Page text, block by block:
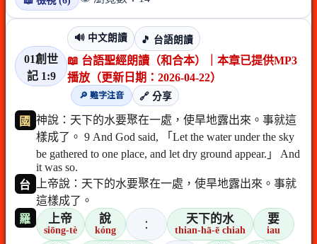
01創世
記 1:9
🔊 中文朗讀 🎵 台語朗讀
📖 台語聖經朗讀（和合本）｜本章已提供MP3
播放（更新日期：2026-04-22）
🔎 難字注音
🔗 分享
國 神說：天下的水要聚在一處，使旱地露出來。事就這
樣成了。 9 And God said, 「Let the water under the sky
be gathered to one place, and let dry ground appear.」 And
it was so.
台
上帝說：天下的水要聚在一處，使旱地露出來。事就
這樣成了。
羅
上帝
siōng-tè
說
kóng ： 天下的水
thian-hā-ē chiah
要
iau